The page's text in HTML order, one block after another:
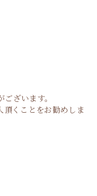
ざいます。
くことをお勧めしま